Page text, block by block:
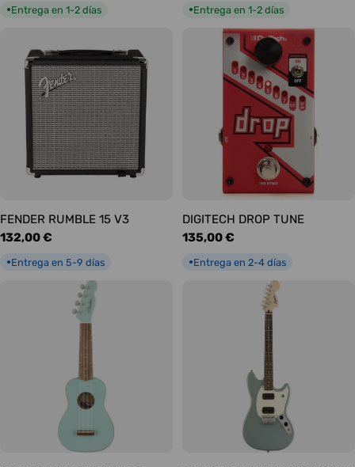
●Entrega en 1-2 días ●Entrega en 1-2 días
FENDER RUMBLE 15 V3
Precio
132,00 €
●Entrega en 5-9 días
DIGITECH DROP TUNE
Precio
135,00 €
●Entrega en 2-4 días